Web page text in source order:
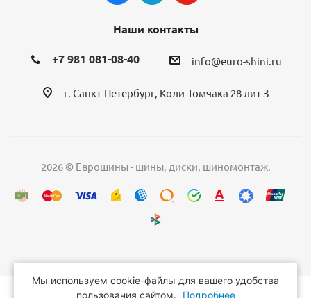
Наши контакты
+7 981 081-08-40 info@euro-shini.ru
г. Санкт-Петербург, Коли-Томчака 28 лит З
2026 © Еврошины - шины, диски, шиномонтаж.
Мы используем cookie-файлы для вашего удобства
пользования сайтом.
Подробнее